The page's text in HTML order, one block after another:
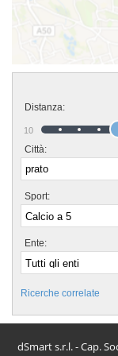
Distanza:
10
Città:
Sport:
Ente:
Ricerche correlate
dSmart s.r.l. - Cap.